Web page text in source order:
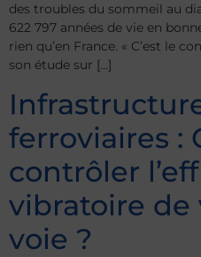
des troubles du sommeil au
622 797 années de vie en
rien qu’en France. « C’est le
son étude sur […]
ferroviaires :
contrôler
vibratoire de
voie ?